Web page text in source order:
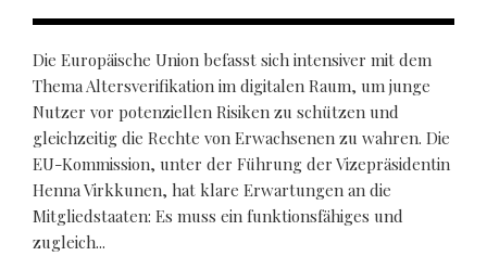
Die Europäische Union befasst sich intensiver mit dem
Thema Altersverifikation im digitalen Raum, um junge
Nutzer vor potenziellen Risiken zu schützen und
gleichzeitig die Rechte von Erwachsenen zu wahren. Die
EU-Kommission, unter der Führung der Vizepräsidentin
Henna Virkkunen, hat klare Erwartungen an die
Mitgliedstaaten: Es muss ein funktionsfähiges und
zugleich...